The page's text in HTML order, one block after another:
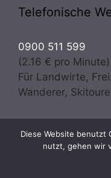
Telefonische
0900 511 599
(2.16 € pro Minute)
Für Landwirte,
Wanderer,
Copyright © 2026
Prugger &
Diese Website benutzt
nutzt, gehen wir